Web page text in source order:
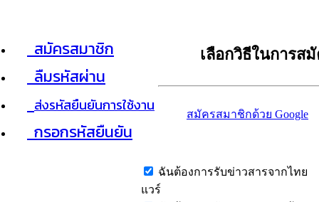
สมัครสมาชิก
ลืมรหัสผ่าน
ส่งรหัสยืนยันการใช้งาน
กรอกรหัสยืนยัน
เลือกวิธีในการส
สมัครสมาชิกด้วย Google
ฉันต้องการรับข่าวสารจากไทย
แวร์